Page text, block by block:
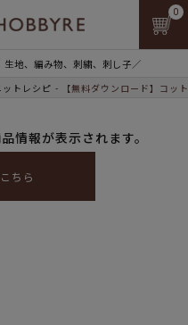
生地、編み物、刺繍、刺し子／
0
ットレシピ 【無料ダウンロード】コッ
情報が表示されます。
ちら